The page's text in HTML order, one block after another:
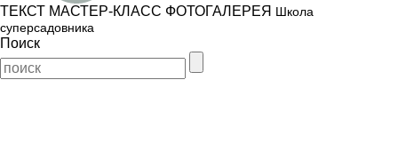
ТЕКСТ МАСТЕР-КЛАСС ФОТОГАЛЕРЕЯ Школа
суперсадовника
Поиск